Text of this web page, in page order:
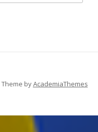
Theme byAcademiaThemes